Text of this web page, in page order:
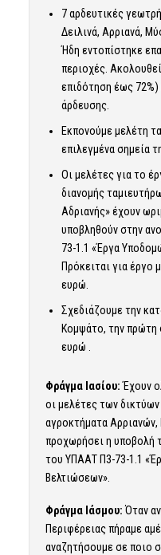
7 αρδευτικές
Δειλινά, Αρριανά,
Ήδη εντοπίστηκε
περιοχές.
επιδότηση έως 72%)
άρδευσης.
Εκπονούμε μελέτη
επιλεγμένα σημεία
Οι μελέτες για το
διανομής
Αδριανής» έχουν
υποβληθούν στην
73-1.1 «Έργα
Πρόκειται για έργο
ευρώ.
Σχεδιάζουμε την
Κομψάτο, την πρώτη
ευρώ .
Φράγμα Ιασίου:Έχουν
οι μελέτες των
αγροκτήματα Αρριανών,
προχωρήσει η υποβολή
του ΥΠΑΑΤ Π3-73-1.1
Βελτιώσεων».
Φράγμα Ιάσμου:Όταν
Περιφέρειας πήραμε
αναζητήσουμε σε ποιο